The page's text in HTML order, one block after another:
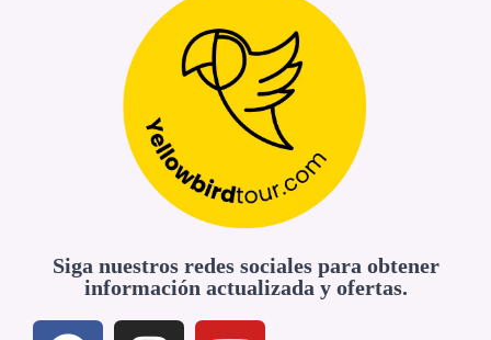
Siga nuestros redes sociales para obtener
información actualizada y ofertas.